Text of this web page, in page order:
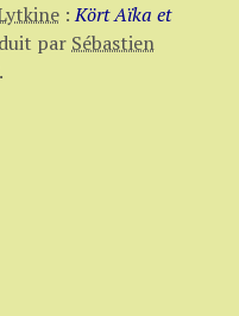
:Kört Aïka et
par Sébastien
.